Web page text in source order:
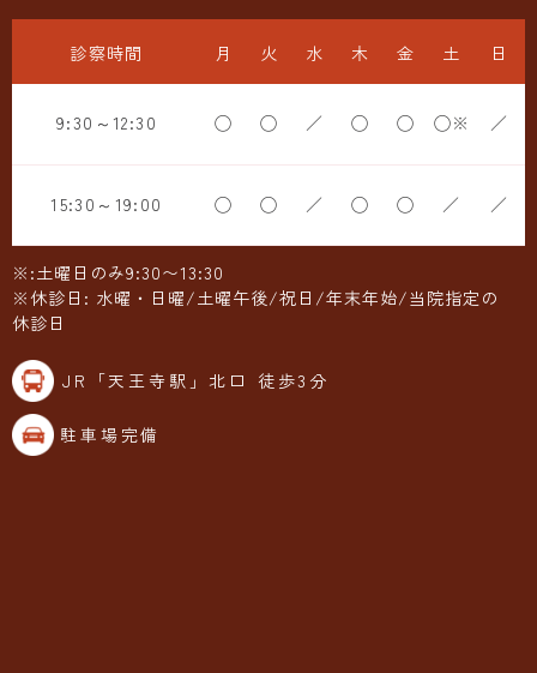
診察時間 月 火 水 木 金 土 日
9:30～12:30 ◯ ◯ ／ ◯ ◯ ◯※ ／
15:30～19:00 ◯ ◯ ／ ◯ ◯ ／ ／
※:土曜日のみ9:30〜13:30
※休診日: 水曜・日曜/土曜午後/祝日/年末年始/当院指定の
休診日
JR「天王寺駅」北口 徒歩3分
駐車場完備